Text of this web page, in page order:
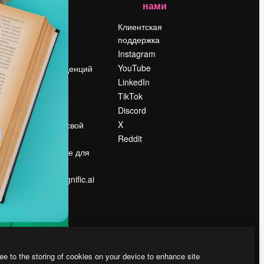
Цены
О нас
Reviews
Вакансии
Поиск тенденций
Блог
События
Slidesgo
Продайте свой
Помещение для
Ищете magnific.ai
нами
Клиентская
поддержка
Instagram
YouTube
LinkedIn
TikTok
Discord
X
Reddit
to the storing of cookies on your device to enhance site